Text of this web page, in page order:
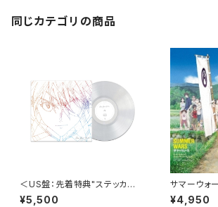
同じカテゴリの商品
＜US盤：先着特典"ステッカ
ー"付き＞宇多田ヒカル - One
¥5,500
サマーウォ
ンドトラッ
¥4,950